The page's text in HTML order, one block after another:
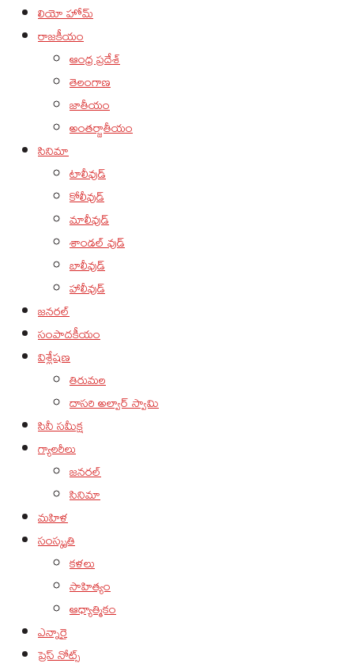
లియో హోమ్
రాజకీయం
ఆంధ్ర ప్రదేశ్
తెలంగాణ
జాతీయం
అంతర్జాతీయం
సినిమా
టాలీవుడ్
కోలీవుడ్
మాలీవుడ్
శాండల్ వుడ్
బాలీవుడ్
హాలీవుడ్
జనరల్
సంపాదకీయం
విశ్లేషణ
తిరుమల
దాసరి అల్వార్ స్వామి
సినీ సమీక్ష
గ్యాలరీలు
జనరల్
సినిమా
మహిళ
సంస్కృతి
కళలు
సాహిత్యం
ఆధ్యాత్మికం
ఎన్నారై
ప్రెస్ నోట్స్